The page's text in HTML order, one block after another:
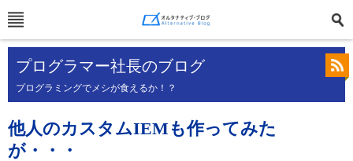
プログラマー社長のブログ
プログラミングでメシが食えるか！？
他人のカスタムIEMも作ってみた
が・・・